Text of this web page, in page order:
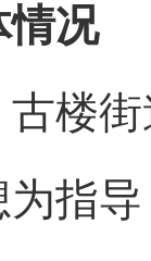
况
街
指